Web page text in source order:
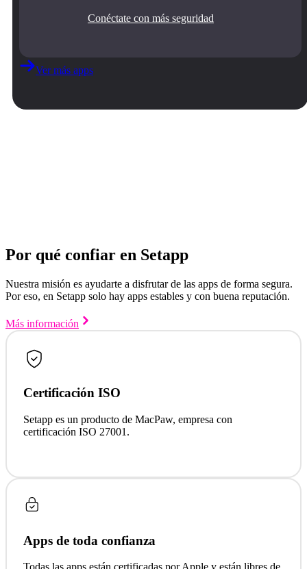
Conéctate con más seguridad
Ver más apps
Por qué confiar en Setapp
Nuestra misión es ayudarte a disfrutar de las apps de forma segura.
Por eso, en Setapp solo hay apps estables y con buena reputación.
Más información
Certificación ISO
Setapp es un producto de MacPaw, empresa con
certificación ISO 27001.
Apps de toda confianza